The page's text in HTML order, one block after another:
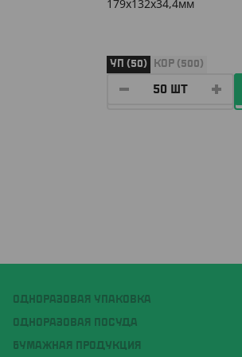
179х132х34,4мм
УП (50) КОР (500)
ОДНОРАЗОВАЯ УПАКОВКА
ОДНОРАЗОВАЯ ПОСУДА
БУМАЖНАЯ ПРОДУКЦИЯ